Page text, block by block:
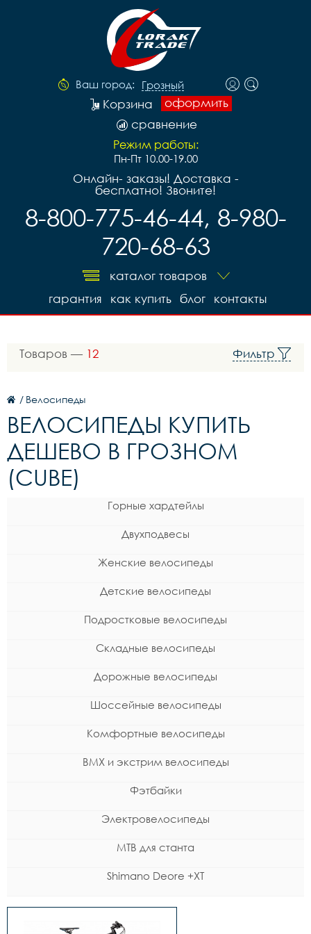
Ваш город: Грозный
оформить
Корзина
сравнение
Режим работы:
Пн-Пт 10.00-19.00
Онлайн- заказы! Доставка -
бесплатно! Звоните!
8-800-775-46-44, 8-980-
720-68-63
каталог товаров
контакты
блог
как купить
гарантия
Товаров — 12 Фильтр
/ Велосипеды
ВЕЛОСИПЕДЫ КУПИТЬ
ДЕШЕВО В ГРОЗНОМ
(CUBE)
Горные хардтейлы
Двухподвесы
Женские велосипеды
Детские велосипеды
Подростковые велосипеды
Складные велосипеды
Дорожные велосипеды
Шоссейные велосипеды
Комфортные велосипеды
BMX и экстрим велосипеды
Фэтбайки
Электровелосипеды
MTB для станта
Shimano Deore +XT